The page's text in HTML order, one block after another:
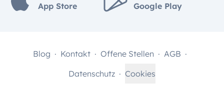
App Store
Google Play
Blog Kontakt Offene Stellen
AGB
Datenschutz
Cookies